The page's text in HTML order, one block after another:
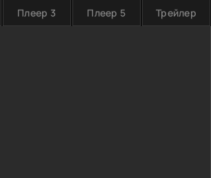
Плеер 3 Плеер 5 Трейлер